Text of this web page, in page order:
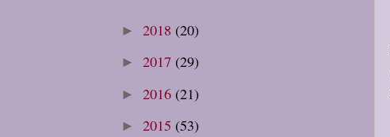
► 2018 (20)
► 2017 (29)
► 2016 (21)
► 2015 (53)